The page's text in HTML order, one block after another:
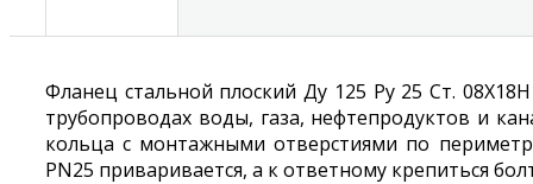
Фланец стальной плоский Ду 125 Ру 25 Ст.
трубопроводах воды, газа, нефтепродуктов и
кольца с монтажными отверстиями по
PN25 приваривается, а к ответному крепиться